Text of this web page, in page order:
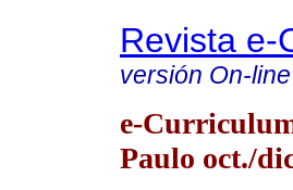
Revista e-
versión On-line
e-
Paulo oct./